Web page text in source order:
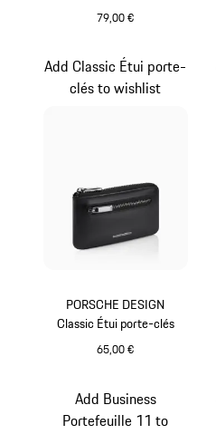
79,00 €
PORSCHE DESIGN
Classic Étui porte-clés
65,00 €
Add Classic Étui porte-
clés to wishlist
Add Business
Portefeuille 11 to